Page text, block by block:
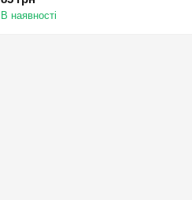
В наявності